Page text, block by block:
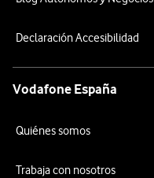
Declaración Accesibilidad
Vodafone España
Quiénes somos
Trabaja con nosotros